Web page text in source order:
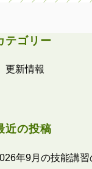
テゴリー
更新情報
近の投稿
年9月の技能講